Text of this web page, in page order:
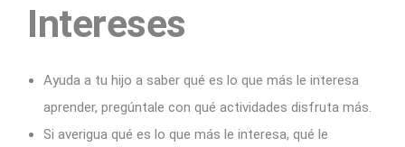
Intereses
Ayuda a tu hijo a saber qué es lo que más le interesa
aprender, pregúntale con qué actividades disfruta más.
Si averigua qué es lo que más le interesa, qué le